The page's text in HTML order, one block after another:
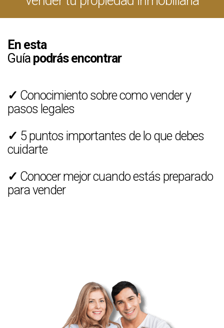
En esta
Guía podrás encontrar
✓ Conocimiento sobre como vender y
pasos legales
✓ 5 puntos importantes de lo que debes
cuidarte
✓ Conocer mejor cuando estás preparado
para vender